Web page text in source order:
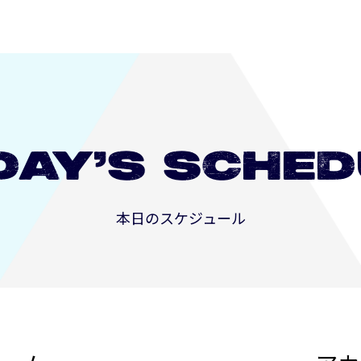
本日のスケジュール